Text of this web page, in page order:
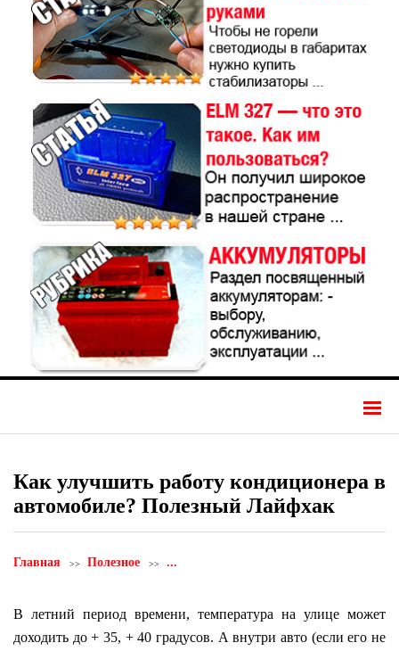
Как улучшить работу кондиционера в
автомобиле? Полезный Лайфхак
Главная Полезное ...
В летний период времени, температура на улице может
доходить до + 35, + 40 градусов. А внутри авто (если его не